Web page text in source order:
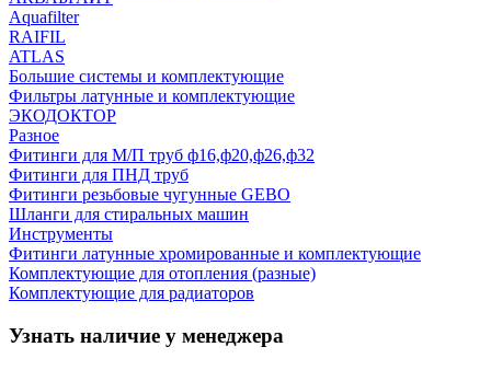
Aquafilter
RAIFIL
ATLAS
Большие системы и комплектующие
Фильтры латунные и комплектующие
ЭКОДОКТОР
Разное
Фитинги для М/П труб ф16,ф20,ф26,ф32
Фитинги для ПНД труб
Фитинги резьбовые чугунные GEBO
Шланги для стиральных машин
Инструменты
Фитинги латунные хромированные и комплектующие
Комплектующие для отопления (разные)
Комплектующие для радиаторов
Узнать наличие у менеджера